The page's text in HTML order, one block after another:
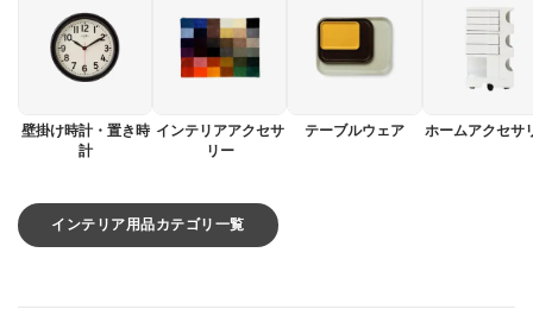
壁掛け時計・置き時
計
インテリアアクセサ
リー
テーブルウェア ホームアクセサ
インテリア用品カテゴリ一覧